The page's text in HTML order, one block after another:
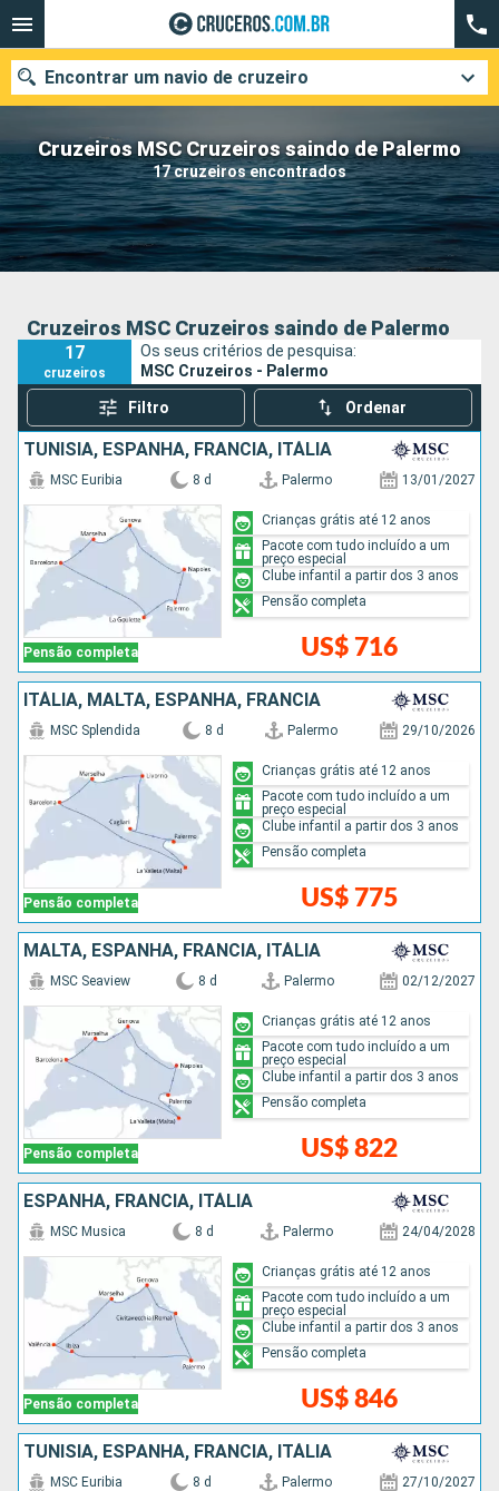
Cruzeiros MSC Cruzeiros saindo de Palermo
17 cruzeiros encontrados
Encontrar um navio de cruzeiro
Quando ir?
Data de partida
Pesquisar
Cruzeiros MSC Cruzeiros saindo de Palermo
17
cruzeiros
Os seus critérios de pesquisa:
MSC Cruzeiros - Palermo
Filtro Ordenar
TUNÍSIA, ESPANHA, FRANCIA, ITÁLIA
Pensão completa
MSC Euribia 8 d Palermo 13/01/2027
US$ 716
Crianças grátis até 12 anos
Pacote com tudo incluído a um
preço especial
Clube infantil a partir dos 3 anos
Pensão completa
ITÁLIA, MALTA, ESPANHA, FRANCIA
Pensão completa
MSC Splendida 8 d Palermo 29/10/2026
US$ 775
Crianças grátis até 12 anos
Pacote com tudo incluído a um
preço especial
Clube infantil a partir dos 3 anos
Pensão completa
MALTA, ESPANHA, FRANCIA, ITÁLIA
Pensão completa
MSC Seaview 8 d Palermo 02/12/2027
US$ 822
Crianças grátis até 12 anos
Pacote com tudo incluído a um
preço especial
Clube infantil a partir dos 3 anos
Pensão completa
ESPANHA, FRANCIA, ITÁLIA
Pensão completa
MSC Musica 8 d Palermo 24/04/2028
US$ 846
Crianças grátis até 12 anos
Pacote com tudo incluído a um
preço especial
Clube infantil a partir dos 3 anos
Pensão completa
TUNÍSIA, ESPANHA, FRANCIA, ITÁLIA
MSC Euribia 8 d Palermo 27/10/2027